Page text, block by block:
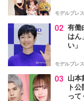
モデルプレス
02 有働
はん
い」
モデルプレス
03 山本
ト
っ